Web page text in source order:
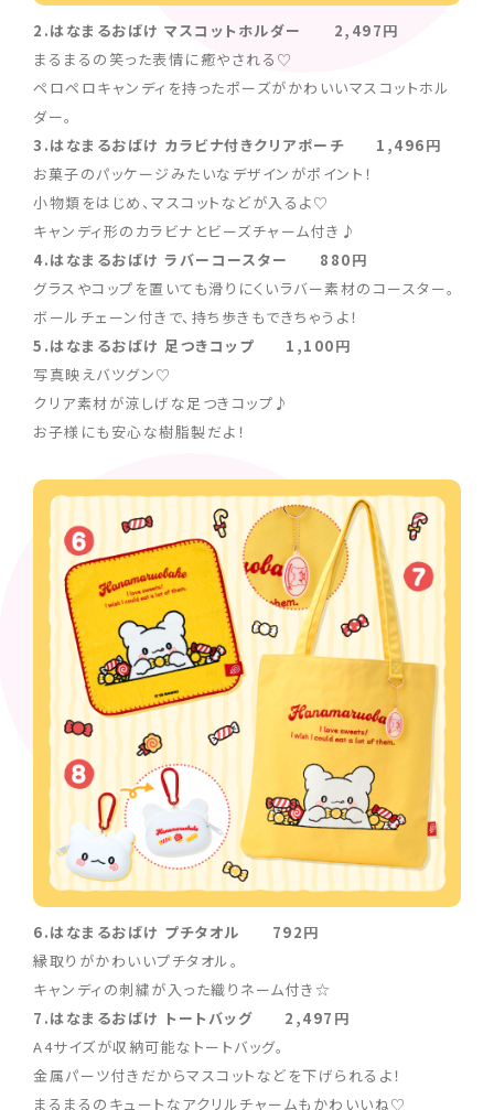
2.はなまるおばけ マスコットホルダー 2,497円
まるまるの笑った表情に癒やされる♡
ペロペロキャンディを持ったポーズがかわいいマスコットホル
ダー。
3.はなまるおばけ カラビナ付きクリアポーチ 1,496円
お菓子のパッケージみたいなデザインがポイント！
小物類をはじめ、マスコットなどが入るよ♡
キャンディ形のカラビナとビーズチャーム付き♪
4.はなまるおばけ ラバーコースター 880円
グラスやコップを置いても滑りにくいラバー素材のコースター。
ボールチェーン付きで、持ち歩きもできちゃうよ！
5.はなまるおばけ 足つきコップ 1,100円
写真映えバツグン♡
クリア素材が涼しげな足つきコップ♪
お子様にも安心な樹脂製だよ！
6.はなまるおばけ プチタオル 792円
縁取りがかわいいプチタオル。
キャンディの刺繍が入った織りネーム付き☆
7.はなまるおばけ トートバッグ 2,497円
A4サイズが収納可能なトートバッグ。
金属パーツ付きだからマスコットなどを下げられるよ！
まるまるのキュートなアクリルチャームもかわいいね♡